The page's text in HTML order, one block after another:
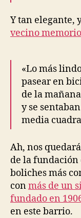
Y tan elegante,
vecino
«Lo más
pasear en
de la
y se
media
Ah, nos
de la fundación
boliches más
conmás de un
fundado en
en este barrio.